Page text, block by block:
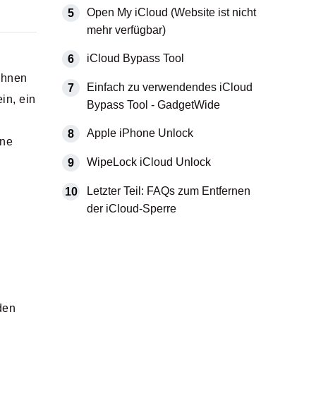
ein
5
Open My iCloud (Website ist nicht
mehr verfügbar)
6 iCloud Bypass Tool
7
Einfach zu verwendendes iCloud
Bypass Tool - GadgetWide
8 Apple iPhone Unlock
9 WipeLock iCloud Unlock
10
Letzter Teil: FAQs zum Entfernen
der iCloud-Sperre